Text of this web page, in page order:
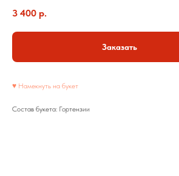
3 400 р.
Заказать
♥ Намекнуть на букет
Состав букета: Гортензии